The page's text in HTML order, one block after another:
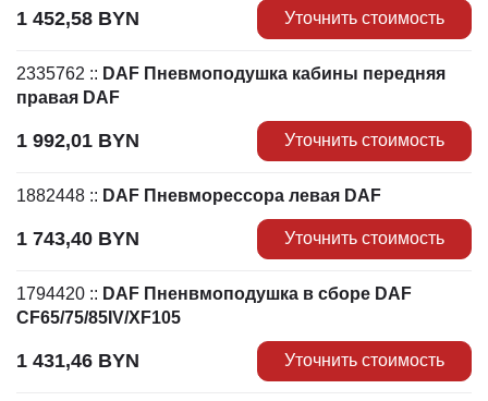
1 452,58 BYN Уточнить стоимость
2335762 :: DAF Пневмоподушка кабины передняя
правая DAF
1 992,01 BYN Уточнить стоимость
1882448 :: DAF Пневморессора левая DAF
1 743,40 BYN Уточнить стоимость
1794420 :: DAF Пненвмоподушка в сборе DAF
CF65/75/85IV/XF105
1 431,46 BYN Уточнить стоимость